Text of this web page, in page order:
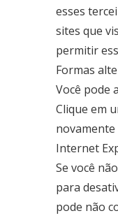
esses
sites que
permitir
Formas
Você pode
Clique em
Internet
Se você
para
pode não